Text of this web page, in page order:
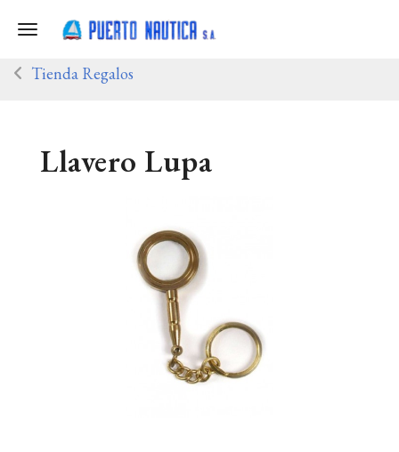
Toggle navigation
Tienda Regalos
Llavero Lupa